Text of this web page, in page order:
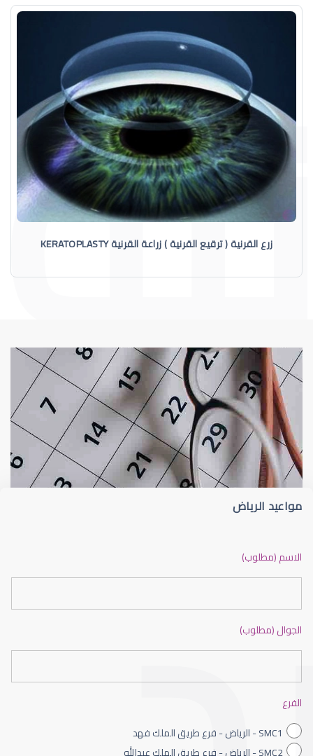
زرع القرنية ( ترقيع القرنية ) زراعة القرنية KERATOPLASTY
القرنية
القرنية المخروطية
مواعيد الرياض
الاسم (مطلوب)
الجوال (مطلوب)
الفرع
SMC1 - الرياض - فرع طريق الملك فهد